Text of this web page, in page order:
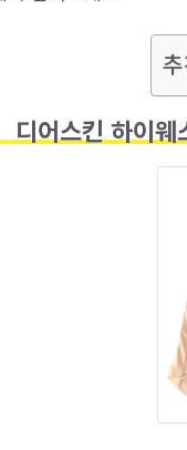
디어스킨 하이